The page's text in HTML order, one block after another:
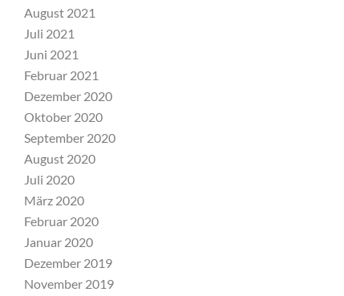
August 2021
Juli 2021
Juni 2021
Februar 2021
Dezember 2020
Oktober 2020
September 2020
August 2020
Juli 2020
März 2020
Februar 2020
Januar 2020
Dezember 2019
November 2019